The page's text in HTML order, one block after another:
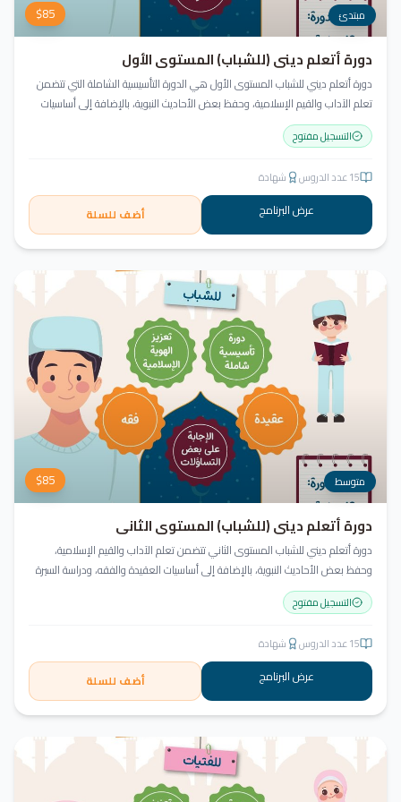
مبتدئ $85
دورة أتعلم ديني (للشباب) المستوى الأول
دورة أتعلم ديني للشباب المستوى الأول هي الدورة التأسيسية الشاملة التي تتضمن
تعلم الآداب والقيم الإسلامية، وحفظ بعض الأحاديث النبوية، بالإضافة إلى أساسيات
العقيدة والفقه، ودراسة السيرة النبوية (فقه، عقيدة، سيرة).
التسجيل مفتوح
15عدد الدروس شهادة
عرض البرنامج أضف للسلة
متوسط $85
دورة أتعلم ديني (للشباب) المستوى الثاني
دورة أتعلم ديني للشباب المستوى الثاني تتضمن تعلم الآداب والقيم الإسلامية،
وحفظ بعض الأحاديث النبوية، بالإضافة إلى أساسيات العقيدة والفقه، ودراسة السيرة
النبوية (فقه الصيام، عقيدة، سيرة).
التسجيل مفتوح
15عدد الدروس شهادة
عرض البرنامج أضف للسلة